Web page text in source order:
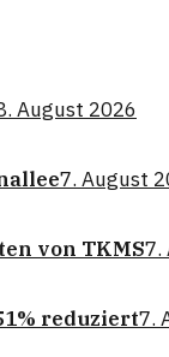
August 2026
7. August
von TKMS7.
reduziert7.